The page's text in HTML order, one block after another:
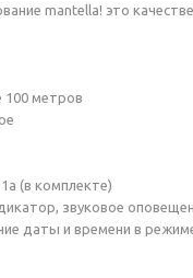
mantella! это
100 метров
(в комплекте)
звуковое
даты и времени в